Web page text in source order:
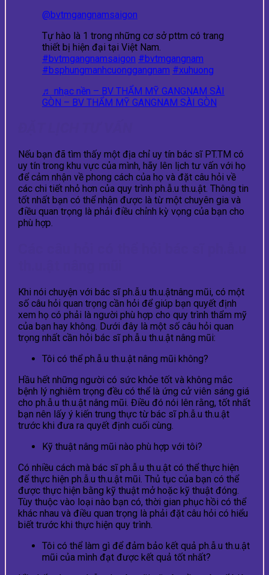
@bvtmgangnamsaigon
Tự hào là 1 trong những cơ sở pttm có trang
thiết bị hiện đại tại Việt Nam.
#bvtmgangnamsaigon #bvtmgangnam
#bsphungmanhcuonggangnam #xuhuong
♬ nhạc nền – BV THẨM MỸ GANGNAM SÀI
GÒN – BV THẨM MỸ GANGNAM SÀI GÒN
Nếu bạn đã tìm thấy một địa chỉ uy tín bác sĩ PT.TM có
uy tín trong khu vực của mình, hãy lên lịch tư vấn với họ
để cảm nhận về phong cách của họ và đặt câu hỏi về
các chi tiết nhỏ hơn của quy trình ph.ẫ.u th.u.ật. Thông tin
tốt nhất bạn có thể nhận được là từ một chuyên gia và
điều quan trọng là phải điều chỉnh kỳ vọng của bạn cho
phù hợp.
Khi nói chuyện với bác sĩ ph.ẫ.u th.u.ậtnâng mũi, có một
số câu hỏi quan trọng cần hỏi để giúp bạn quyết định
xem họ có phải là người phù hợp cho quy trình thẩm mỹ
của bạn hay không. Dưới đây là một số câu hỏi quan
trọng nhất cần hỏi bác sĩ ph.ẫ.u th.u.ật nâng mũi:
Tôi có thể ph.ẫ.u th.u.ật nâng mũi không?
Hầu hết những người có sức khỏe tốt và không mắc
bệnh lý nghiêm trọng đều có thể là ứng cử viên sáng giá
cho ph.ẫ.u th.u.ật nâng mũi. Điều đó nói lên rằng, tốt nhất
bạn nên lấy ý kiến ​​trung thực từ bác sĩ ph.ẫ.u th.u.ật
trước khi đưa ra quyết định cuối cùng.
Kỹ thuật nâng mũi nào phù hợp với tôi?
Có nhiều cách mà bác sĩ ph.ẫ.u th.u.ật có thể thực hiện
để thực hiện ph.ẫ.u th.u.ật mũi. Thủ tục của bạn có thể
được thực hiện bằng kỹ thuật mở hoặc kỹ thuật đóng.
Tùy thuộc vào loại nào bạn có, thời gian phục hồi có thể
khác nhau và điều quan trọng là phải đặt câu hỏi có hiểu
biết trước khi thực hiện quy trình.
Tôi có thể làm gì để đảm bảo kết quả ph.ẫ.u th.u.ật
mũi của mình đạt được kết quả tốt nhất?